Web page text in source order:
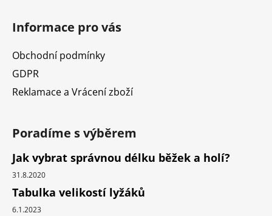
Informace pro vás
Obchodní podmínky
GDPR
Reklamace a Vrácení zboží
Poradíme s výběrem
Jak vybrat správnou délku běžek a holí?
31.8.2020
Tabulka velikostí lyžáků
6.1.2023